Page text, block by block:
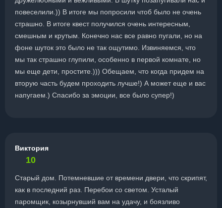
повеселили.)) В итоге мы попросили чтоб было не очень
страшно. В итоге квест получился очень интересным,
смешным и крутым. Конечно нас все равно пугали, но на
фоне шуток это было не так ощутимо. Извиняемся, что
мы так страшно глупили, особенно в первой комнате, но
мы еще дети, простите.))) Обещаем, что когда придем на
вторую часть будем проходить лучше!) А может еще и вас
напугаем.) Спасибо за эмоции, все было супер!)
Виктория
10
Старый дом. Потемневшие от времени двери, что скрипят,
как в последний раз. Перебои со светом. Усталый
паромщик, козырнувший вам на удачу, и боязливо